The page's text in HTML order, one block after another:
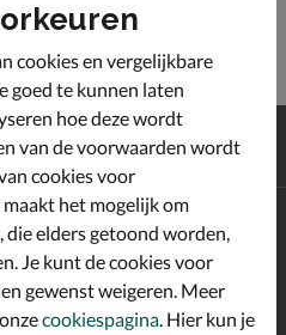
en ontvang €10,-
cookies en vergelijkbare
goed te kunnen laten
hoe deze wordt
van de voorwaarden wordt
cookies voor
het mogelijk om
elders getoond worden,
Je kunt de cookies voor
gewenst weigeren. Meer
cookiespagina. Hier kun je